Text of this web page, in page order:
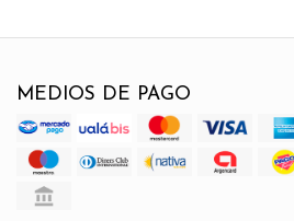
MEDIOS DE PAGO